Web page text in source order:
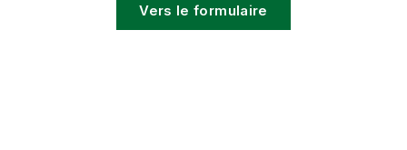
Vers le formulaire